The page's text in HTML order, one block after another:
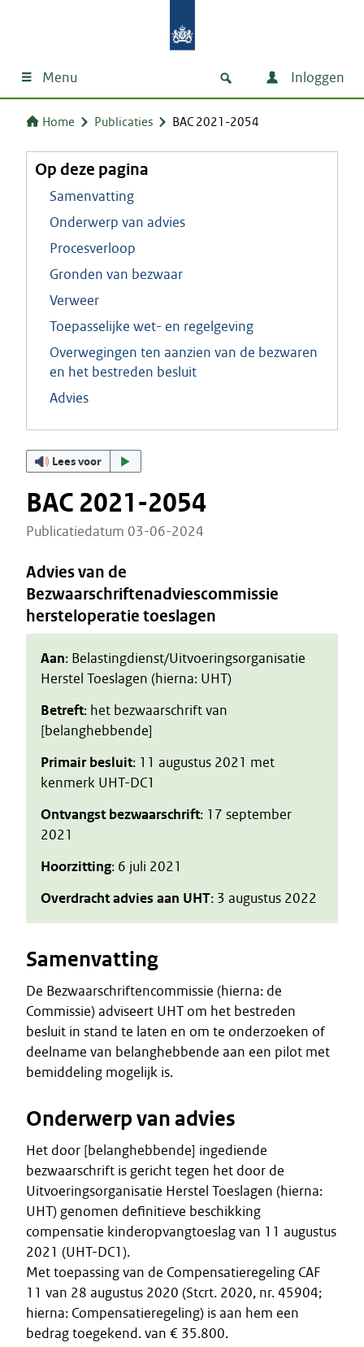
Menu Inloggen
Home Publicaties BAC 2021-2054
Op deze pagina
Samenvatting
Onderwerp van advies
Procesverloop
Gronden van bezwaar
Verweer
Toepasselijke wet- en regelgeving
Overwegingen ten aanzien van de bezwaren
en het bestreden besluit
Advies
Lees voor
BAC 2021-2054
Publicatiedatum 03-06-2024
Advies van de
Bezwaarschriftenadviescommissie
hersteloperatie toeslagen
Aan: Belastingdienst/Uitvoeringsorganisatie
Herstel Toeslagen (hierna: UHT)
Betreft: het bezwaarschrift van
[belanghebbende]
Primair besluit: 11 augustus 2021 met
kenmerk UHT-DC1
Ontvangst bezwaarschrift: 17 september
2021
Hoorzitting: 6 juli 2021
Overdracht advies aan UHT: 3 augustus 2022
Samenvatting
De Bezwaarschriftencommissie (hierna: de
Commissie) adviseert UHT om het bestreden
besluit in stand te laten en om te onderzoeken of
deelname van belanghebbende aan een pilot met
bemiddeling mogelijk is.
Onderwerp van advies
Het door [belanghebbende] ingediende
bezwaarschrift is gericht tegen het door de
Uitvoeringsorganisatie Herstel Toeslagen (hierna:
UHT) genomen definitieve beschikking
compensatie kinderopvangtoeslag van 11 augustus
2021 (UHT-DC1).
Met toepassing van de Compensatieregeling CAF
11 van 28 augustus 2020 (Stcrt. 2020, nr. 45904;
hierna: Compensatieregeling) is aan hem een
bedrag toegekend. van € 35.800.